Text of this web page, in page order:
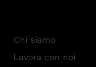
Chi siamo
Lavora con noi